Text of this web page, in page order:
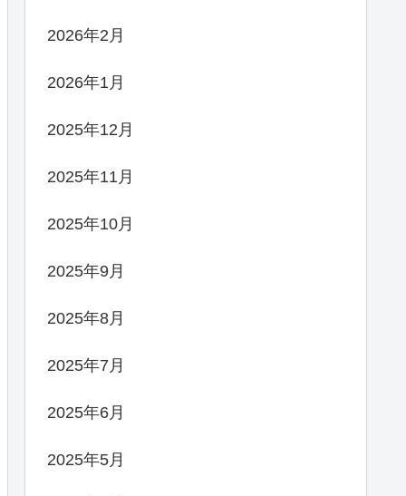
2026年2月
2026年1月
2025年12月
2025年11月
2025年10月
2025年9月
2025年8月
2025年7月
2025年6月
2025年5月